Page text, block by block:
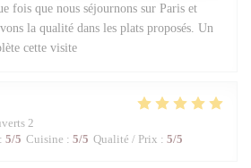
fois que nous séjournons sur Paris et
la qualité dans les plats proposés. Un
cette visite
2
: 5/5 Cuisine : 5/5 Qualité / Prix : 5/5